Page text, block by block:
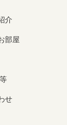
介
部屋
せ